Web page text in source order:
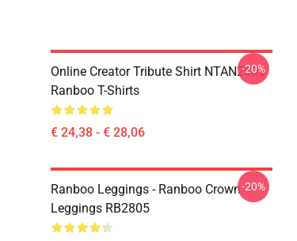
Online Creator Tribute Shirt NTAN2603
Ranboo T-Shirts
€ 24,38 - € 28,06
-20%
Ranboo Leggings - Ranboo Crown
Leggings RB2805
-20%